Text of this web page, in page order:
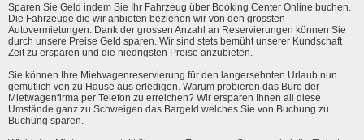
Sparen Sie Geld indem Sie Ihr Fahrzeug über Booking Center Online buchen.
Die Fahrzeuge die wir anbieten beziehen wir von den grössten
Autovermietungen. Dank der grossen Anzahl an Reservierungen können Sie
durch unsere Preise Geld sparen. Wir sind stets bemüht unserer Kundschaft
Zeit zu ersparen und die niedrigsten Preise anzubieten.
Sie können Ihre Mietwagenreservierung für den langersehnten Urlaub nun
gemütlich von zu Hause aus erledigen. Warum probieren das Büro der
Mietwagenfirma per Telefon zu erreichen? Wir ersparen Ihnen all diese
Umstände ganz zu Schweigen das Bargeld welches Sie von Buchung zu
Buchung sparen.